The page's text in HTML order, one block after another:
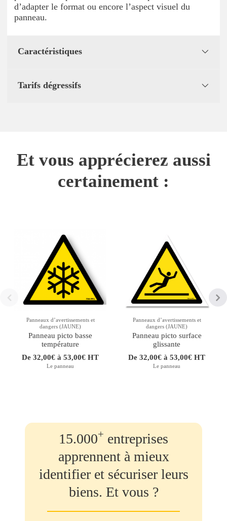
d’adapter le format ou encore l’aspect visuel du
panneau.
Caractéristiques
Tarifs dégressifs
Et vous apprécierez aussi
certainement :
Panneaux d’avertissements et
dangers (JAUNE)
Panneau picto basse
température
De 32,00€ à 53,00€ HT
Le panneau
Panneaux d’avertissements et
dangers (JAUNE)
Panneau picto surface
glissante
De 32,00€ à 53,00€ HT
Le panneau
15.000+ entreprises
apprennent à mieux
identifier et sécuriser leurs
biens. Et vous ?